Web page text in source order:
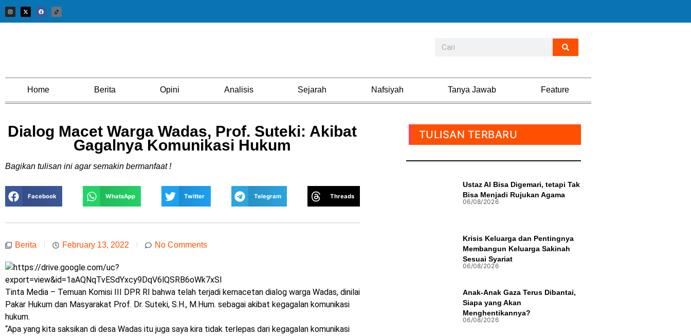
Home Berita Opini Analisis Sejarah Nafsiyah Tanya Jawab Feature
Dialog Macet Warga Wadas, Prof. Suteki: Akibat
Gagalnya Komunikasi Hukum
Bagikan tulisan ini agar semakin bermanfaat !
Facebook WhatsApp Twitter Telegram Threads
Berita February 13, 2022 No Comments
Tinta Media – Temuan Komisi III DPR RI bahwa telah terjadi kemacetan dialog warga Wadas, dinilai
Pakar Hukum dan Masyarakat Prof. Dr. Suteki, S.H., M.Hum. sebagai akibat kegagalan komunikasi
hukum.
“Apa yang kita saksikan di desa Wadas itu juga saya kira tidak terlepas dari kegagalan komunikasi
TULISAN TERBARU
Ustaz AI Bisa Digemari, tetapi Tak
Bisa Menjadi Rujukan Agama
06/08/2026
Krisis Keluarga dan Pentingnya
Membangun Keluarga Sakinah
Sesuai Syariat
06/08/2026
Anak-Anak Gaza Terus Dibantai,
Siapa yang Akan
Menghentikannya?
06/08/2026